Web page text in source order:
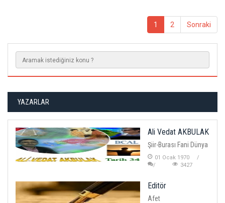
1 2 Sonraki
YAZARLAR
Ali Vedat AKBULAK
Şiir-Burası Fani Dünya
01 Ocak 1970
3427
Editör
Afet